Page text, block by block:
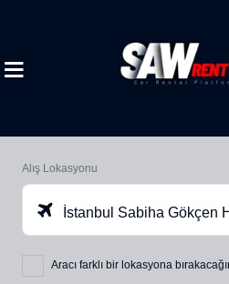
Alış Lokasyonu
İstanbul Sabiha Gökçen
Aracı farklı bir lokasyona